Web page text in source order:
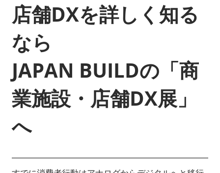
店舗DXを詳しく知る
なら
JAPAN BUILDの「商
業施設・店舗DX展」
へ